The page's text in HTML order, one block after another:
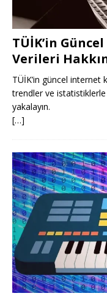
TÜİK’in
Verileri
TÜİK’in güncel internet
trendler ve
yakalayın.
[…]